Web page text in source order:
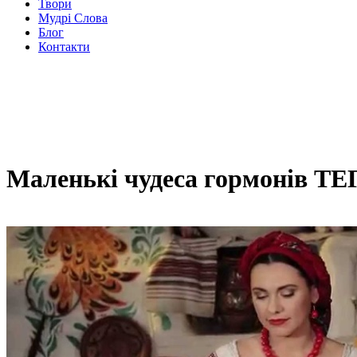
Твори
Мудрі Слова
Блог
Контакти
Маленькі чудеса гормонів